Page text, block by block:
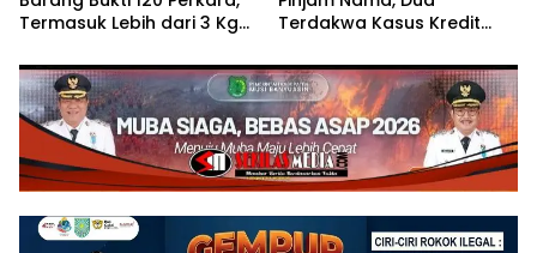
Termasuk Lebih dari 3 Kg
Terdakwa Kasus Kredit
Rantauprapat Dijatuhi
Hukuman